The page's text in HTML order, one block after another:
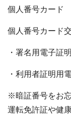
個人番号カード
個人番号カード
・署名用電子証
・利用者証明用
※暗証番号をお
運転免許証や健